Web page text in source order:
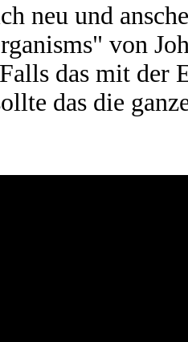
neu und
von
das mit
das die